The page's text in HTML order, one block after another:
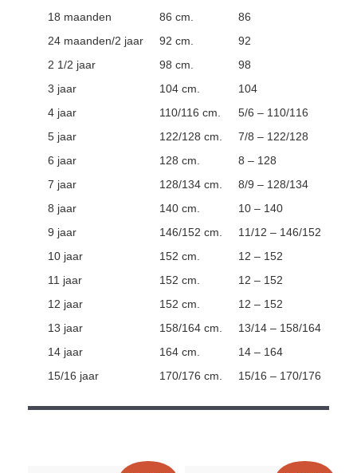
18 maanden 86 cm.
86
24 maanden/2 jaar
92 cm.
92
2 1/2 jaar
98 cm.
98
3 jaar
104 cm.
104
4 jaar
110/116 cm.
5/6 – 110/116
5 jaar
122/128 cm.
7/8 – 122/128
6 jaar
128 cm.
8 – 128
7 jaar
128/134 cm.
8/9 – 128/134
8 jaar
140 cm.
10 – 140
9 jaar
146/152 cm.
11/12 – 146/152
10 jaar
152 cm.
12 – 152
11 jaar
152 cm.
12 – 152
12 jaar
152 cm.
12 – 152
13 jaar
158/164 cm.
13/14 – 158/164
14 jaar
164 cm.
14 – 164
15/16 jaar
170/176 cm. 15/16 – 170/176